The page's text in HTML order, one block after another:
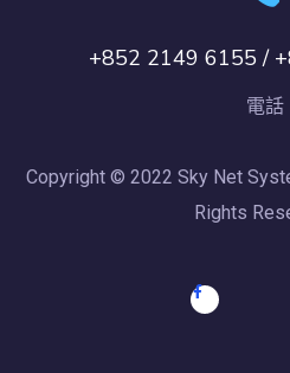
+852 2149 6155 /
電話
Copyright © 2022 Sky Net
Rights